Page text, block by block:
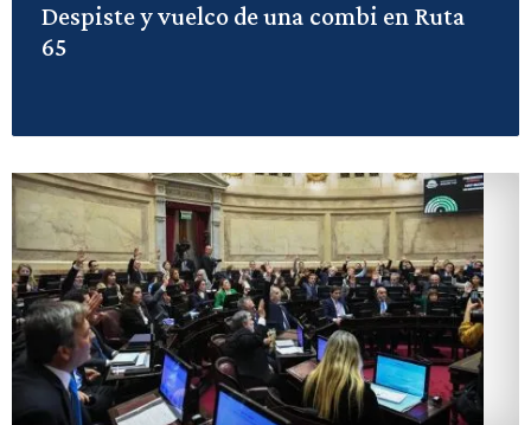
Despiste y vuelco de una combi en Ruta
65